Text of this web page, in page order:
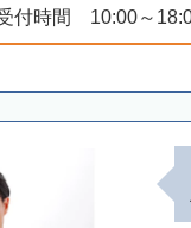
付時間 10:00～